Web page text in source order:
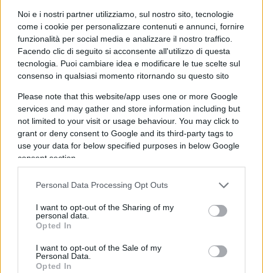
Noi e i nostri partner utilizziamo, sul nostro sito, tecnologie
come i cookie per personalizzare contenuti e annunci, fornire
funzionalità per social media e analizzare il nostro traffico.
Facendo clic di seguito si acconsente all'utilizzo di questa
tecnologia. Puoi cambiare idea e modificare le tue scelte sul
consenso in qualsiasi momento ritornando su questo sito
Please note that this website/app uses one or more Google
services and may gather and store information including but
not limited to your visit or usage behaviour. You may click to
grant or deny consent to Google and its third-party tags to
use your data for below specified purposes in below Google
consent section.
Personal Data Processing Opt Outs
I want to opt-out of the Sharing of my
personal data.
Opted In
I want to opt-out of the Sale of my
Personal Data.
Opted In
Al netto delle stupidate della Schlein è pur vero che la
Meloni è considerata da tutti il leader europeo più vicino a
Trump e non ha mai fatto nulla per dimostrare il contrario.
Anche la sua presunta funzione di pontiera tra la UE e
Rispondi VIsualizza le risposte
elsino
8 Aprile 2026, 17:45 17:45
si era capito già quando disse di non saper abbinare i colori
dei vestiti. Non serve che continui a dare conferme.
Rispondi
art3mide